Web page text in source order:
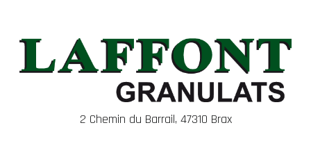
2 Chemin du Barrail, 47310 Brax